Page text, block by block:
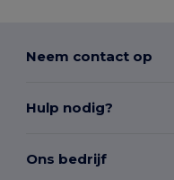
Neem contact op
Hulp nodig?
Ons bedrijf